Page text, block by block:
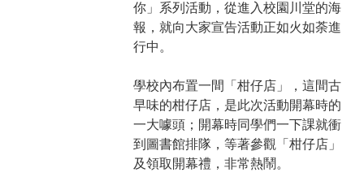
你」系列活動，從進入校園川堂的海
報，就向大家宣告活動正如火如荼進
行中。
學校內布置一間「柑仔店」，這間古
早味的柑仔店，是此次活動開幕時的
一大噱頭；開幕時同學們一下課就衝
到圖書館排隊，等著參觀「柑仔店」
及領取開幕禮，非常熱鬧。